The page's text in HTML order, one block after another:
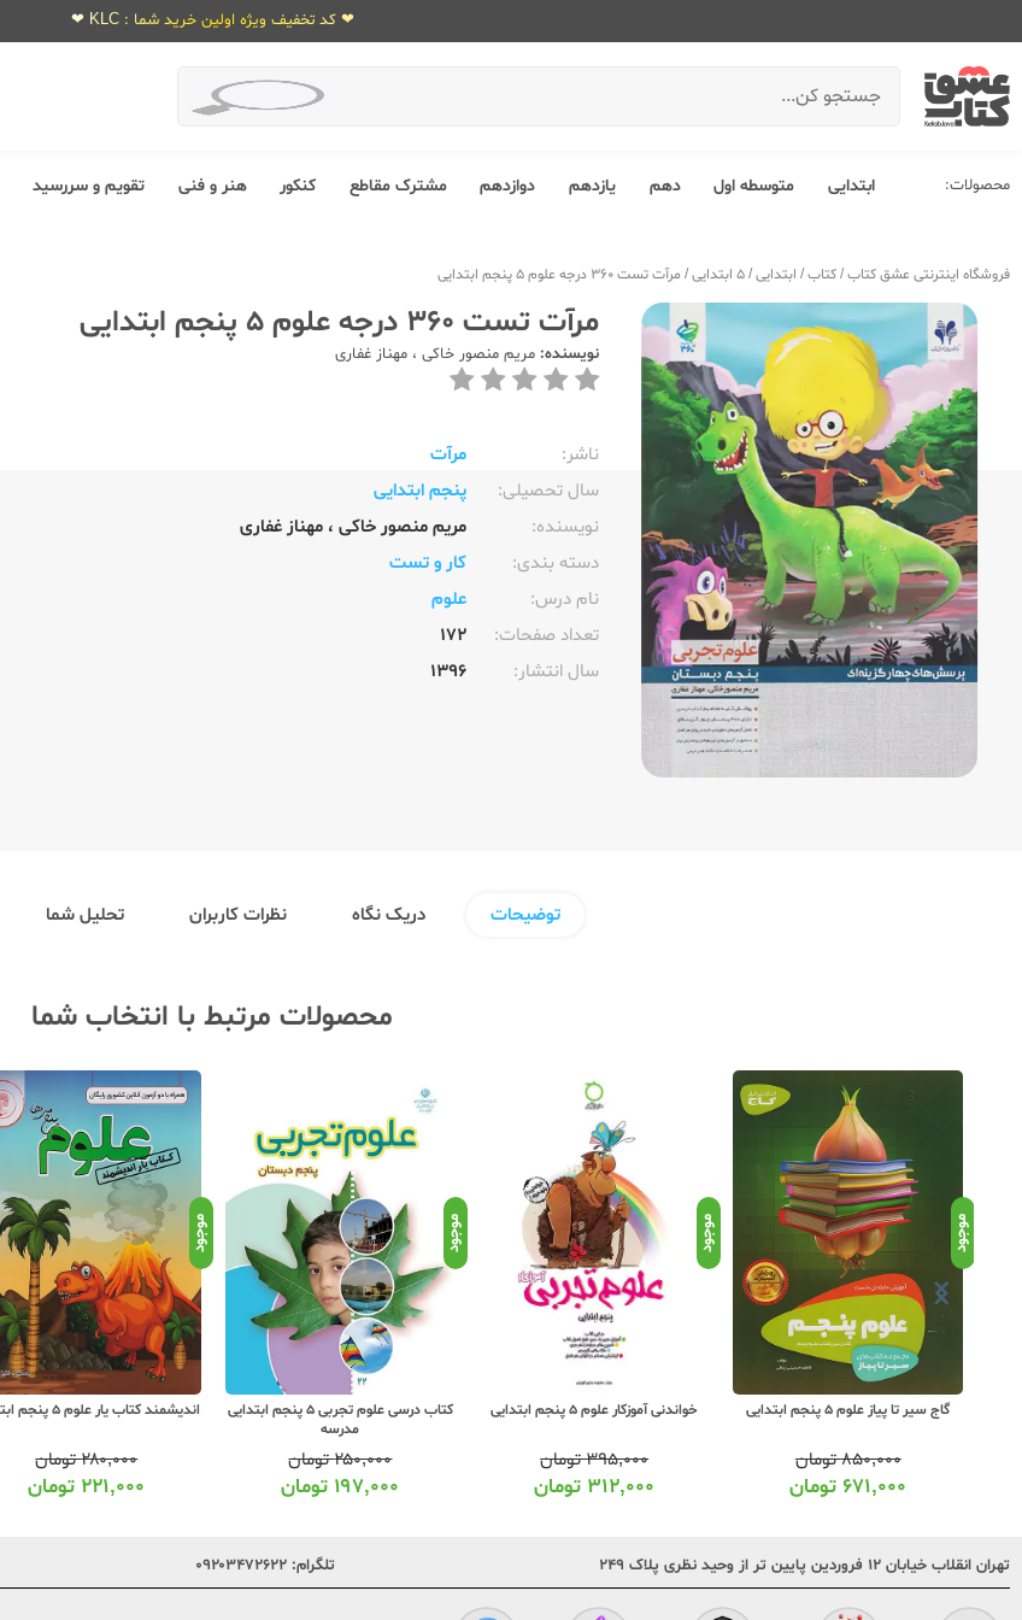
❤ کد تخفیف ویژه اولین خرید شما : KLC ❤
محصولات: ابتدایی متوسطه اول دهم یازدهم دوازدهم مشترک مقاطع کنکور هنر و فنی تقویم و سررسید
فروشگاه اینترنتی عشق کتاب/کتاب/ ابتدایی/5 ابتدایی / مرآت تست 360 درجه علوم 5 پنجم ابتدایی
مرآت تست 360 درجه علوم 5 پنجم ابتدایی
نویسنده: مریم منصور خاکی ، مهناز غفاری
ناشر:‌
مرآت
سال تحصیلی:‌
پنجم ابتدایی
نویسنده:‌
مریم منصور خاکی ، مهناز غفاری
دسته بندی:
کار و تست
نام درس:
علوم
تعداد صفحات:‌
172
سال انتشار:‌
1396
توضیحات دریک نگاه نظرات کاربران تحلیل شما
محصولات مرتبط با انتخاب شما
موجود
گاج سیر تا پیاز علوم 5 پنجم ابتدایی
۸۵۰,۰۰۰تومان
۶۷۱,۰۰۰تومان
موجود
خواندنی آموزکار علوم 5 پنجم ابتدایی
۳۹۵,۰۰۰تومان
۳۱۲,۰۰۰ تومان
موجود
کتاب درسی علوم تجربی 5 پنجم ابتدایی
مدرسه
۲۵۰,۰۰۰تومان
۱۹۷,۰۰۰ تومان
موجود
اندیشمند کتاب یار علوم 5 پنجم ابتدایی
۲۸۰,۰۰۰تومان
۲۲۱,۰۰۰ تومان
تهران انقلاب خیابان ۱۲ فروردین پایین تر از وحید نظری پلاک ۲۴۹ تلگرام: ۰۹۲۰۳۴۷۲۶۲۲